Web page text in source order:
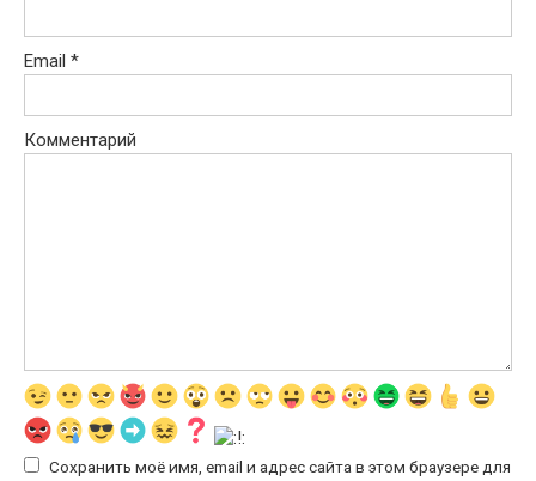
Email *
Комментарий
Сохранить моё имя, email и адрес сайта в этом браузере для